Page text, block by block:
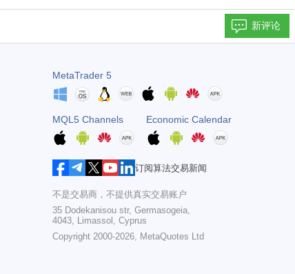
新评论
MetaTrader 5
MQL5 Channels Economic Calendar
订阅算法交易新闻
不是交易商，不提供真实交易账户
35 Dodekanisou str, Germasogeia,
4043, Limassol, Cyprus
Copyright 2000-2026, MetaQuotes Ltd